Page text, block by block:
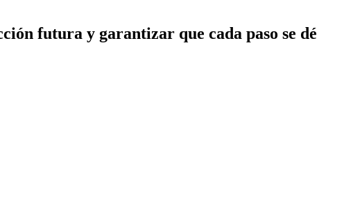
futura y garantizar que cada paso se dé